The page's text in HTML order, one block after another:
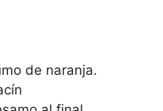
de naranja.